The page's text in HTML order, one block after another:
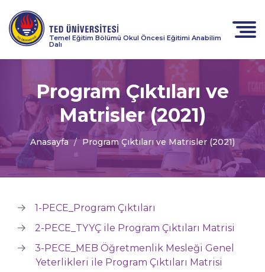
Temel Eğitim Bölümü Okul Öncesi Eğitimi Anabilim
Dalı
Program Çıktıları ve
Matrisler (2021)
Anasayfa Program Çıktıları ve Matrisler (2021)
1-PECE_Program Çıktıları
2-PECE_TYYÇ ile Program Çıktıları Matrisi
3-PECE_MEB Öğretmenlik Mesleği Genel
Yeterlikleri ile Program Çıktıları Matrisi